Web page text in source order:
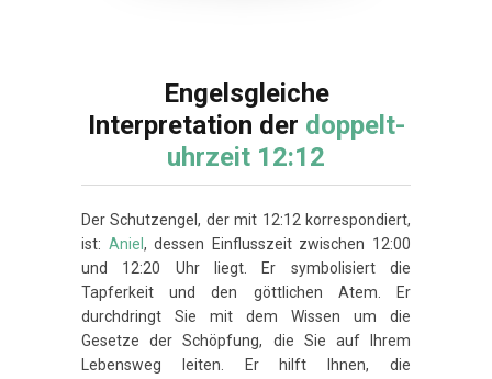
Engelsgleiche
Interpretation der doppelt-
uhrzeit 12:12
Der Schutzengel, der mit 12:12 korrespondiert,
ist: Aniel , dessen Einflusszeit zwischen 12:00
und 12:20 Uhr liegt. Er symbolisiert die
Tapferkeit und den göttlichen Atem. Er
durchdringt Sie mit dem Wissen um die
Gesetze der Schöpfung, die Sie auf Ihrem
Lebensweg leiten. Er hilft Ihnen, die